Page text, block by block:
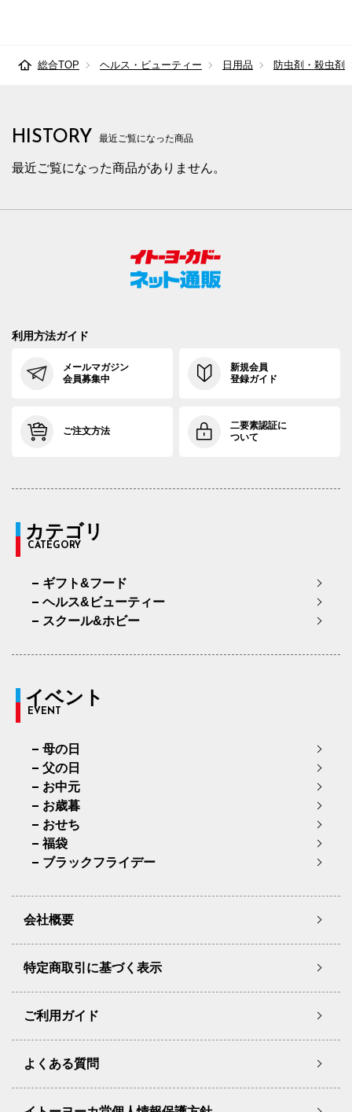
総合TOP ヘルス・ビューティー 日用品 防虫剤・殺虫剤
HISTORY 最近ご覧になった商品
最近ご覧になった商品がありません。
利用方法ガイド
メールマガジン
会員募集中
新規会員
登録ガイド
ご注文方法
二要素認証に
ついて
カテゴリ
CATEGORY
ギフト&フード
ヘルス&ビューティー
スクール&ホビー
イベント
EVENT
母の日
父の日
お中元
お歳暮
おせち
福袋
ブラックフライデー
会社概要
特定商取引に基づく表示
ご利用ガイド
よくある質問